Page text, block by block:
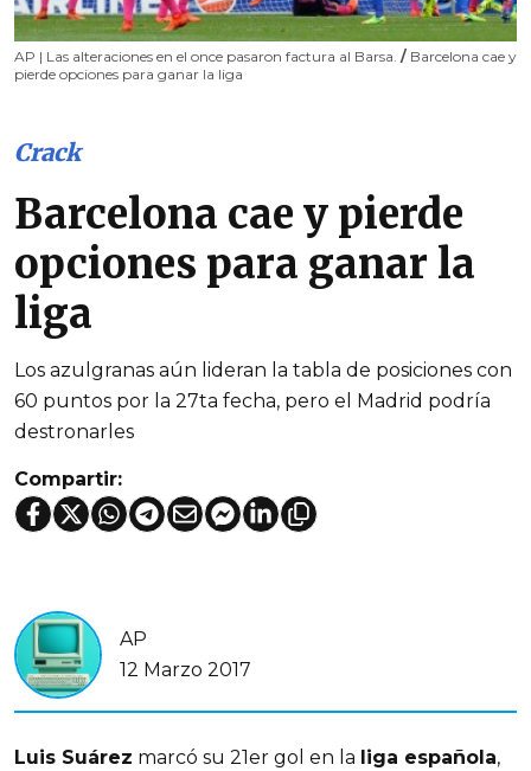
AP | Las alteraciones en el once pasaron factura al Barsa. / Barcelona cae y
pierde opciones para ganar la liga
Crack
Barcelona cae y pierde
opciones para ganar la
liga
Los azulgranas aún lideran la tabla de posiciones con
60 puntos por la 27ta fecha, pero el Madrid podría
destronarles
Compartir:
AP
12 Marzo 2017
Luis Suárez marcó su 21er gol en la liga española,